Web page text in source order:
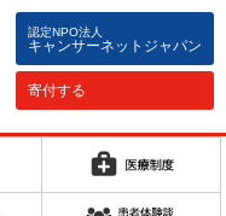
認定NPO法人
キャンサーネットジャパン
寄付する